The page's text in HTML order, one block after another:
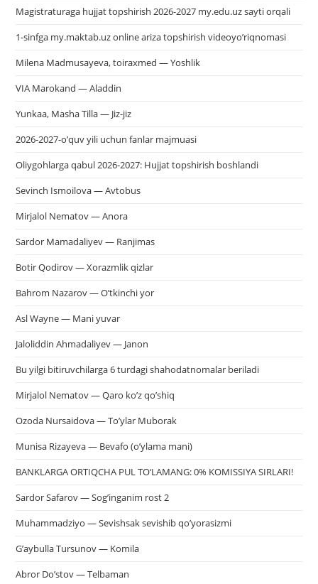
Magistraturaga hujjat topshirish 2026-2027 my.edu.uz sayti orqali
1-sinfga my.maktab.uz online ariza topshirish videoyo’riqnomasi
Milena Madmusayeva, toiraxmed — Yoshlik
VIA Marokand — Aladdin
Yunkaa, Masha Tilla — Jiz-jiz
2026-2027-o’quv yili uchun fanlar majmuasi
Oliygohlarga qabul 2026-2027: Hujjat topshirish boshlandi
Sevinch Ismoilova — Avtobus
Mirjalol Nematov — Anora
Sardor Mamadaliyev — Ranjimas
Botir Qodirov — Xorazmlik qizlar
Bahrom Nazarov — O’tkinchi yor
Asl Wayne — Mani yuvar
Jaloliddin Ahmadaliyev — Janon
Bu yilgi bitiruvchilarga 6 turdagi shahodatnomalar beriladi
Mirjalol Nematov — Qaro ko’z qo’shiq
Ozoda Nursaidova — To’ylar Muborak
Munisa Rizayeva — Bevafo (o’ylama mani)
BANKLARGA ORTIQCHA PUL TO‘LAMANG: 0% KOMISSIYA SIRLARI!
Sardor Safarov — Sog’inganim rost 2
Muhammadziyo — Sevishsak sevishib qo’yorasizmi
G’aybulla Tursunov — Komila
Abror Do’stov — Telbaman